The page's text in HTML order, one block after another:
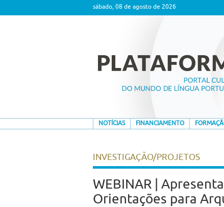
sábado, 08 de agosto de 2026
NOTÍCIAS FINANCIAMENTO
INVESTIGAÇÃO/PROJETOS
WEBINAR |
Orientações para